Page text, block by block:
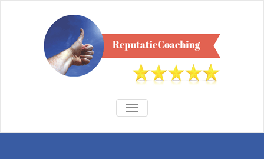
TOGGLE